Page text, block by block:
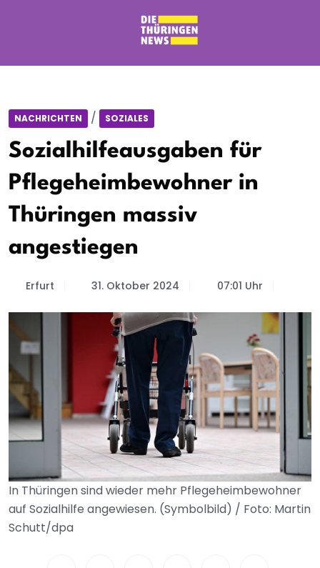
NACHRICHTEN / SOZIALES
Sozialhilfeausgaben für
Pflegeheimbewohner in
Thüringen massiv
angestiegen
Erfurt 31. Oktober 2024 07:01 Uhr
In Thüringen sind wieder mehr Pflegeheimbewohner
auf Sozialhilfe angewiesen. (Symbolbild) / Foto: Martin
Schutt/dpa